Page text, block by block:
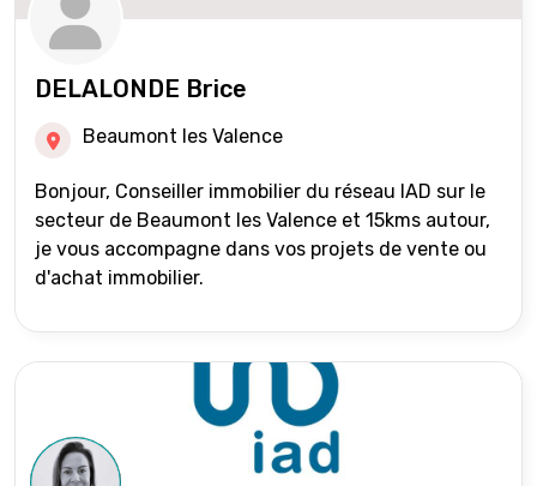
DELALONDE Brice
Beaumont les Valence
Bonjour, Conseiller immobilier du réseau IAD sur le
secteur de Beaumont les Valence et 15kms autour,
je vous accompagne dans vos projets de vente ou
d'achat immobilier.